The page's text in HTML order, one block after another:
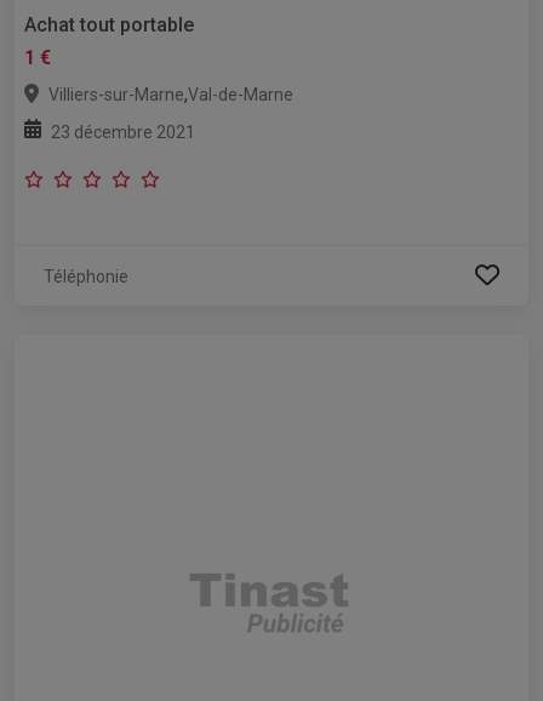
Achat tout portable
1 €
Villiers-sur-Marne,Val-de-Marne
23 décembre 2021
Téléphonie